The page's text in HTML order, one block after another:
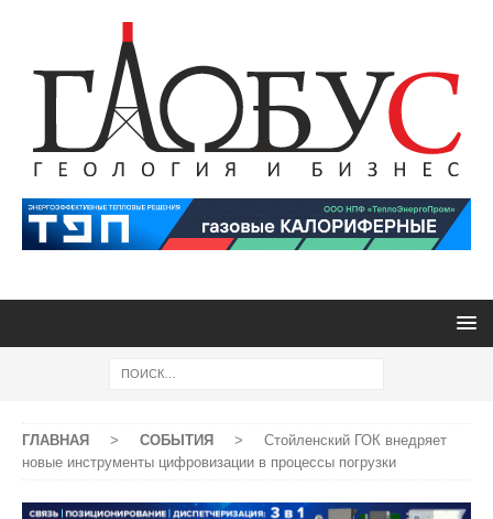
ГЛАВНАЯ > СОБЫТИЯ >
Стойленский ГОК внедряет
новые инструменты цифровизации в процессы погрузки